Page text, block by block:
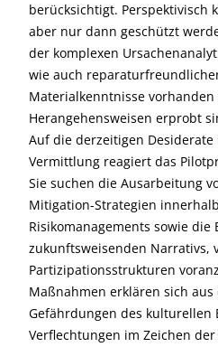
berücksichtigt. Perspektivisch
aber nur dann geschützt
der komplexen
wie auch
Materialkenntnisse
Herangehensweisen erprobt
Auf die derzeitigen
Vermittlung reagiert das
Sie suchen die Ausarbeitung
Mitigation-Strategien
Risikomanagements sowie die
zukunftsweisenden Narrativs,
Partizipationsstrukturen
Maßnahmen erklären sich aus
Gefährdungen des kulturellen
Verflechtungen im Zeichen der